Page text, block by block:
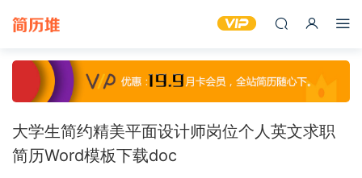
大学生简约精美平面设计师岗位个人英文求职
简历Word模板下载doc